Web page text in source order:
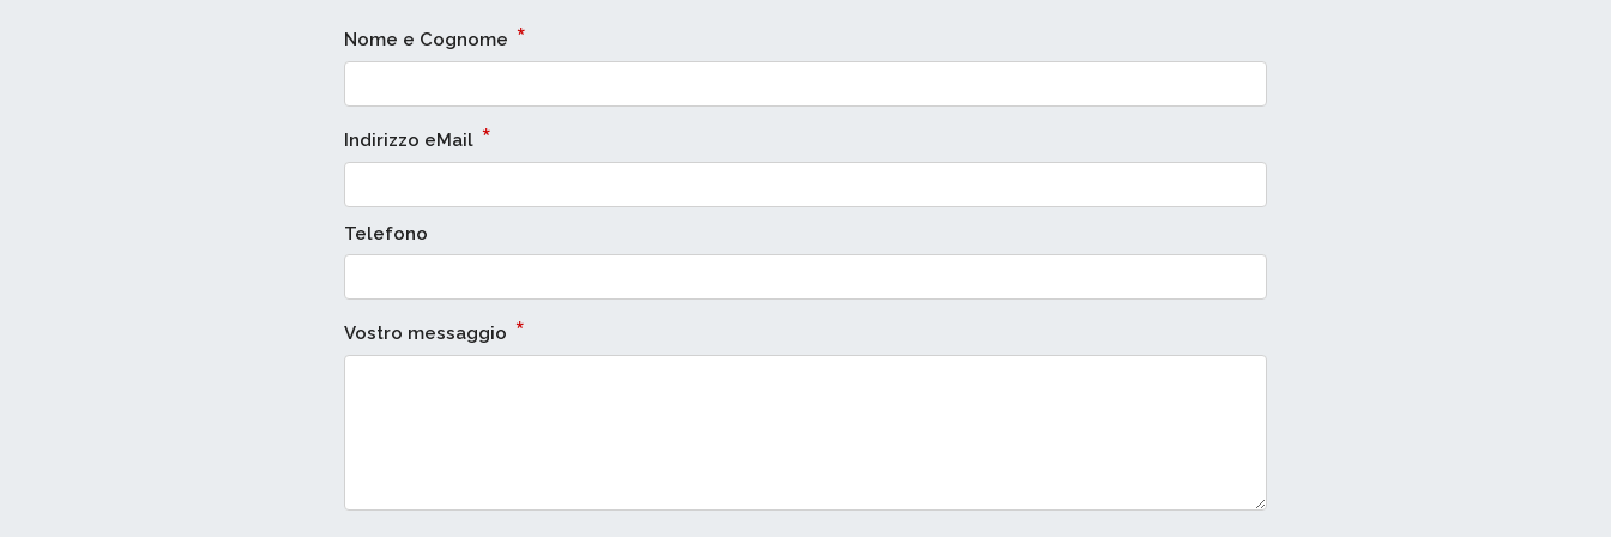
Nome e Cognome *
Indirizzo eMail *
Telefono
Vostro messaggio *